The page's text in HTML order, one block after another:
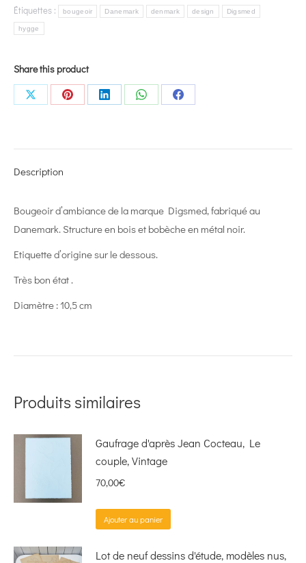
Étiquettes :
bougeoir Danemark denmark design Digsmed
hygge
Share this product
Share
Share
Share
Share
Share
Description
Bougeoir d’ambiance de la marque Digsmed, fabriqué au
Danemark. Structure en bois et bobèche en métal noir.
Etiquette d’origine sur le dessous.
Très bon état .
Diamètre : 10,5 cm
Produits similaires
Gaufrage d'après Jean Cocteau, Le
couple, Vintage
70,00€
Ajouter au panier
Lot de neuf dessins d'étude, modèles nus,